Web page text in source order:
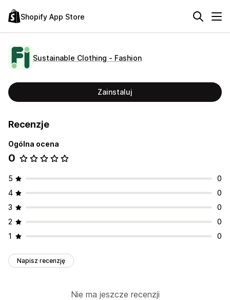
Shopify App Store
Sustainable Clothing ‑ Fashion
Zainstaluj
Recenzje
Ogólna ocena
0
5
0
4
0
3
0
2
0
1
0
Napisz recenzję
Nie ma jeszcze recenzji